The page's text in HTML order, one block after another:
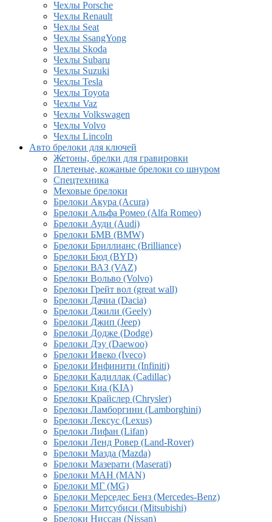
Чехлы Porsche
Чехлы Renault
Чехлы Seat
Чехлы SsangYong
Чехлы Skoda
Чехлы Subaru
Чехлы Suzuki
Чехлы Tesla
Чехлы Toyota
Чехлы Vaz
Чехлы Volkswagen
Чехлы Volvo
Чехлы Lincoln
Авто брелоки для ключей
Жетоны, брелки для гравировки
Плетеные, кожаные брелоки со шнуром
Спецтехника
Меховые брелоки
Брелоки Акура (Acura)
Брелоки Альфа Ромео (Alfa Romeo)
Брелоки Ауди (Audi)
Брелоки БМВ (BMW)
Брелоки Бриллианс (Brilliance)
Брелоки Бюд (BYD)
Брелоки ВАЗ (VAZ)
Брелоки Вольво (Volvo)
Брелоки Грейт вол (great wall)
Брелоки Дачиа (Dacia)
Брелоки Джили (Geely)
Брелоки Джип (Jeep)
Брелоки Додже (Dodge)
Брелоки Дэу (Daewoo)
Брелоки Ивеко (Iveco)
Брелоки Инфинити (Infiniti)
Брелоки Кадиллак (Cadillac)
Брелоки Киа (KIA)
Брелоки Крайслер (Chrysler)
Брелоки Ламборгини (Lamborghini)
Брелоки Лексус (Lexus)
Брелоки Лифан (Lifan)
Брелоки Ленд Ровер (Land-Rover)
Брелоки Мазда (Mazda)
Брелоки Мазерати (Maserati)
Брелоки МАН (MAN)
Брелоки МГ (MG)
Брелоки Мерседес Бенз (Mercedes-Benz)
Брелоки Митсубиси (Mitsubishi)
Брелоки Ниссан (Nissan)